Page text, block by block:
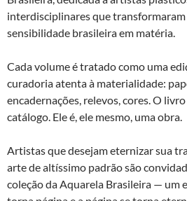
interdisciplinares que
sensibilidade brasileira em matéria.
Cada volume é tratado como uma
curadoria atenta à materialidade:
encadernações, relevos, cores. O
catálogo. Ele é, ele mesmo, uma obra.
Artistas que desejam eternizar sua
arte de altíssimo padrão são
coleção da Aquarela Brasileira — um